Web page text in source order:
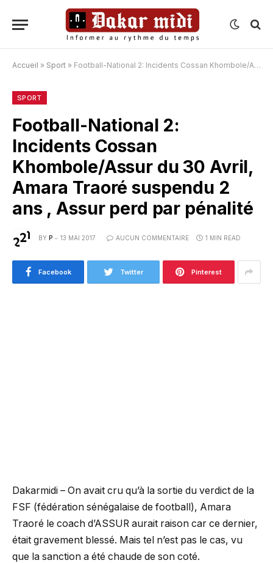
Accueil » Sport » Football-National 2: Incidents Cossan Khombole/Assur du 30 Avril, Amara Traoré suspendu 2 ans , Assur perd par pénalité
SPORT
Football-National 2:
Incidents Cossan
Khombole/Assur du 30 Avril,
Amara Traoré suspendu 2
ans , Assur perd par pénalité
BY P 13 MAI 2017 AUCUN COMMENTAIRE 1 MIN READ
Facebook Twitter Pinterest
Dakarmidi – On avait cru qu’à la sortie du verdict de la
FSF (fédération sénégalaise de football), Amara
Traoré le coach d’ASSUR aurait raison car ce dernier,
était gravement blessé. Mais tel n’est pas le cas, vu
que la sanction a été chaude de son coté.